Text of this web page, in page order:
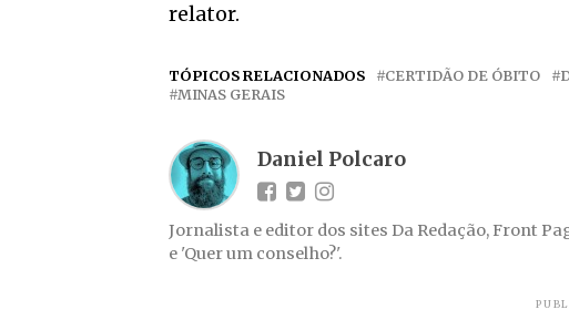
relator.
TÓPICOS RELACIONADOS CERTIDÃO DE ÓBITO
MINAS GERAIS
Daniel Polcaro
Jornalista e editor dos sites Da Redação, Front
e 'Quer um conselho?'.